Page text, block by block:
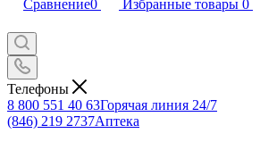
Сравнение0 Избранные товары 0
Телефоны
8 800 551 40 63Горячая линия 24/7
(846) 219 2737Аптека